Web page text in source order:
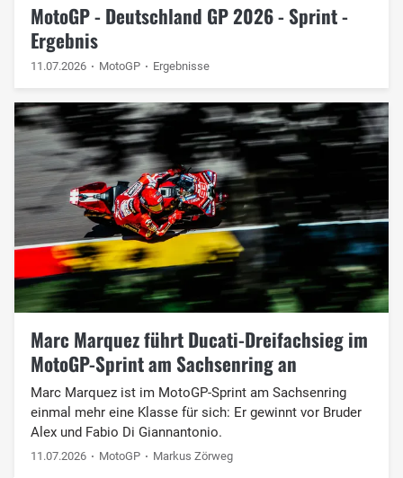
MotoGP - Deutschland GP 2026 - Sprint -
Ergebnis
11.07.2026 MotoGP Ergebnisse
Marc Marquez führt Ducati-Dreifachsieg im
MotoGP-Sprint am Sachsenring an
Marc Marquez ist im MotoGP-Sprint am Sachsenring
einmal mehr eine Klasse für sich: Er gewinnt vor Bruder
Alex und Fabio Di Giannantonio.
11.07.2026 MotoGP Markus Zörweg